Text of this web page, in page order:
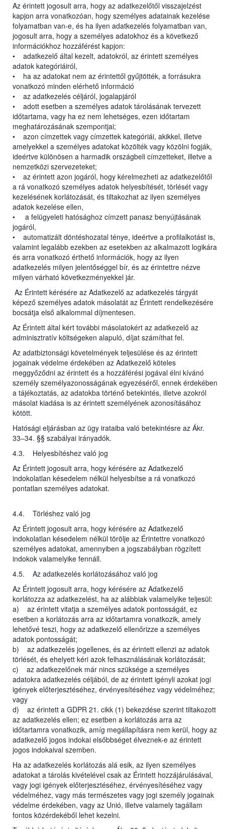
Az érintett jogosult arra, hogy az adatkezelőtől visszajelzést
kapjon arra vonatkozóan, hogy személyes adatainak kezelése
folyamatban van-e, és ha ilyen adatkezelés folyamatban van,
jogosult arra, hogy a személyes adatokhoz és a következő
információkhoz hozzáférést kapjon:
• adatkezelő által kezelt, adatokról, az érintett személyes
adatok kategóriáiról,
• ha az adatokat nem az érintettől gyűjtötték, a forrásukra
vonatkozó minden elérhető információ
• az adatkezelés céljáról, jogalapjáról
• adott esetben a személyes adatok tárolásának tervezett
időtartama, vagy ha ez nem lehetséges, ezen időtartam
meghatározásának szempontjai;
• azon címzettek vagy címzettek kategóriái, akikkel, illetve
amelyekkel a személyes adatokat közölték vagy közölni fogják,
ideértve különösen a harmadik országbeli címzetteket, illetve a
nemzetközi szervezeteket;
• az érintett azon jogáról, hogy kérelmezheti az adatkezelőtől
a rá vonatkozó személyes adatok helyesbítését, törlését vagy
kezelésének korlátozását, és tiltakozhat az ilyen személyes
adatok kezelése ellen,
• a felügyeleti hatósághoz címzett panasz benyújtásának
jogáról,
• automatizált döntéshozatal ténye, ideértve a profilalkotást is,
valamint legalább ezekben az esetekben az alkalmazott logikára
és arra vonatkozó érthető információk, hogy az ilyen
adatkezelés milyen jelentőséggel bír, és az érintettre nézve
milyen várható következményekkel jár.
Az Érintett kérésére az Adatkezelő az adatkezelés tárgyát
képező személyes adatok másolatát az Érintett rendelkezésére
bocsátja első alkalommal díjmentesen.
Az Érintett által kért további másolatokért az adatkezelő az
adminisztratív költségeken alapuló, díjat számíthat fel.
Az adatbiztonsági követelmények teljesülése és az érintett
jogainak védelme érdekében az Adatkezelő köteles
meggyőződni az érintett és a hozzáférési jogával élni kívánó
személy személyazonosságának egyezéséről, ennek érdekében
a tájékoztatás, az adatokba történő betekintés, illetve azokról
másolat kiadása is az érintett személyének azonosításához
kötött.
Hatósági eljárásban az ügy irataiba való betekintésre az Ákr.
33–34. §§ szabályai irányadók.
4.3. Helyesbítéshez való jog
Az Érintett jogosult arra, hogy kérésére az Adatkezelő
indokolatlan késedelem nélkül helyesbítse a rá vonatkozó
pontatlan személyes adatokat.
4.4. Törléshez való jog
Az Érintett jogosult arra, hogy kérésére az Adatkezelő
indokolatlan késedelem nélkül törölje az Érintettre vonatkozó
személyes adatokat, amennyiben a jogszabályban rögzített
indokok valamelyike fennáll.
4.5. Az adatkezelés korlátozásához való jog
Az Érintett jogosult arra, hogy kérésére az Adatkezelő
korlátozza az adatkezelést, ha az alábbiak valamelyike teljesül:
a) az érintett vitatja a személyes adatok pontosságát, ez
esetben a korlátozás arra az időtartamra vonatkozik, amely
lehetővé teszi, hogy az adatkezelő ellenőrizze a személyes
adatok pontosságát;
b) az adatkezelés jogellenes, és az érintett ellenzi az adatok
törlését, és ehelyett kéri azok felhasználásának korlátozását;
c) az adatkezelőnek már nincs szüksége a személyes
adatokra adatkezelés céljából, de az érintett igényli azokat jogi
igények előterjesztéséhez, érvényesítéséhez vagy védelméhez;
vagy
d) az érintett a GDPR 21. cikk (1) bekezdése szerint tiltakozott
az adatkezelés ellen; ez esetben a korlátozás arra az
időtartamra vonatkozik, amíg megállapításra nem kerül, hogy az
adatkezelő jogos indokai elsőbbséget élveznek-e az érintett
jogos indokaival szemben.
Ha az adatkezelés korlátozás alá esik, az ilyen személyes
adatokat a tárolás kivételével csak az Érintett hozzájárulásával,
vagy jogi igények előterjesztéséhez, érvényesítéséhez vagy
védelméhez, vagy más természetes vagy jogi személy jogainak
védelme érdekében, vagy az Unió, illetve valamely tagállam
fontos közérdekéből lehet kezelni.